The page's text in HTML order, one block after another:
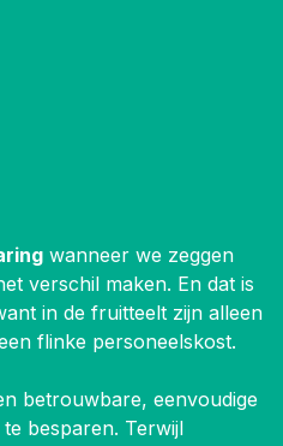
wanneer we zeggen
verschil maken. En dat is
in de fruitteelt zijn alleen
flinke personeelskost.
betrouwbare, eenvoudige
besparen. Terwijl